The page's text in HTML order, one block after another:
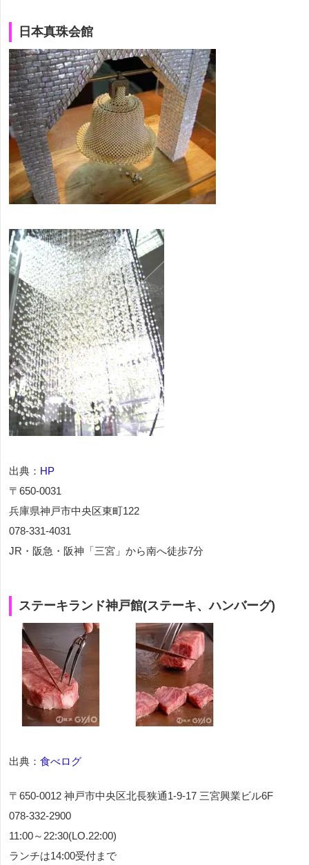
日本真珠会館
出典： HP
〒650-0031
兵庫県神戸市中央区東町122
078-331-4031
JR・阪急・阪神「三宮」から南へ徒歩7分
ステーキランド神戸館(ステーキ、ハンバーグ)
出典： 食べログ
〒650-0012 神戸市中央区北長狭通1-9-17 三宮興業ビル6F
078-332-2900
11:00～22:30(LO.22:00)
ランチは14:00受付まで